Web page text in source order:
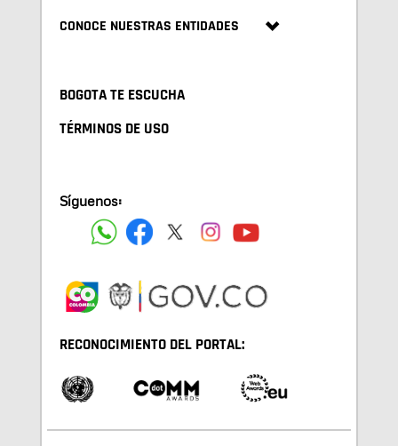
CONOCE NUESTRAS ENTIDADES
BOGOTA TE ESCUCHA
TÉRMINOS DE USO
Síguenos:
RECONOCIMIENTO DEL PORTAL: